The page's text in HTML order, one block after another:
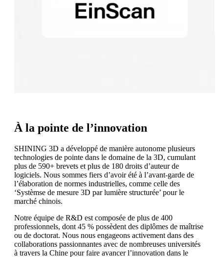
À la pointe de l’innovation
SHINING 3D a développé de manière autonome plusieurs
technologies de pointe dans le domaine de la 3D, cumulant
plus de 590+ brevets et plus de 180 droits d’auteur de
logiciels. Nous sommes fiers d’avoir été à l’avant-garde de
l’élaboration de normes industrielles, comme celle des
‘Systèmse de mesure 3D par lumière structurée’ pour le
marché chinois.
Notre équipe de R&D est composée de plus de 400
professionnels, dont 45 % possèdent des diplômes de maîtrise
ou de doctorat. Nous nous engageons activement dans des
collaborations passionnantes avec de nombreuses universités
à travers la Chine pour faire avancer l’innovation dans le